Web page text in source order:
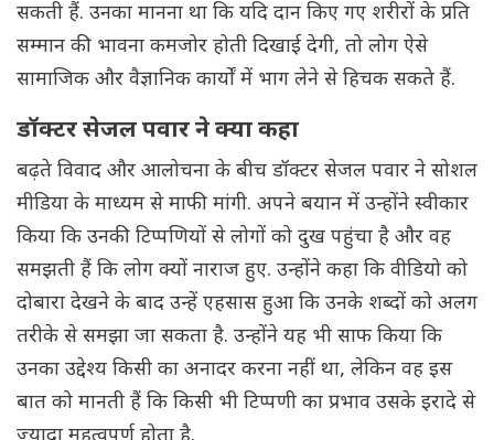
सकती हैं. उनका मानना था कि यदि दान किए गए शरीरों के प्रति
सम्मान की भावना कमजोर होती दिखाई देगी, तो लोग ऐसे
सामाजिक और वैज्ञानिक कार्यों में भाग लेने से हिचक सकते हैं.
डॉक्टर सेजल पवार ने क्या कहा
बढ़ते विवाद और आलोचना के बीच डॉक्टर सेजल पवार ने सोशल
मीडिया के माध्यम से माफी मांगी. अपने बयान में उन्होंने स्वीकार
किया कि उनकी टिप्पणियों से लोगों को दुख पहुंचा है और वह
समझती हैं कि लोग क्यों नाराज हुए. उन्होंने कहा कि वीडियो को
दोबारा देखने के बाद उन्हें एहसास हुआ कि उनके शब्दों को अलग
तरीके से समझा जा सकता है. उन्होंने यह भी साफ किया कि
उनका उद्देश्य किसी का अनादर करना नहीं था, लेकिन वह इस
बात को मानती हैं कि किसी भी टिप्पणी का प्रभाव उसके इरादे से